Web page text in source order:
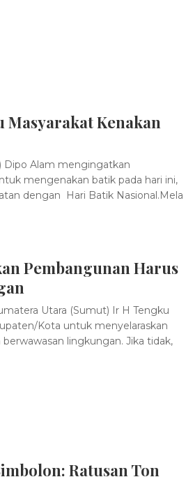
Kenakan
Dipo Alam mengingatkan
mengenakan batik pada hari ini,
dengan Hari Batik Nasional.Mela
Pembangunan Harus
Utara (Sumut) Ir H Tengku
Kota untuk menyelaraskan
lingkungan. Jika tidak,
Ratusan Ton